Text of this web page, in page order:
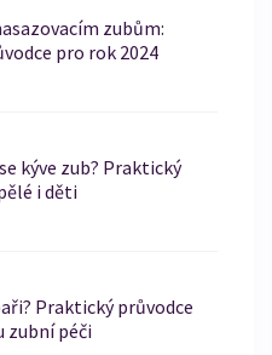
zubům:
pro rok 2024
kýve zub? Praktický
i děti
Praktický průvodce
zubní péči